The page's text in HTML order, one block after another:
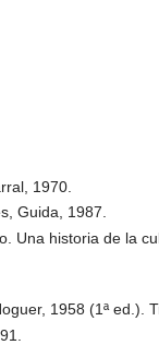
1970.
Guida, 1987.
Una historia de la
1958 (1ª ed.).